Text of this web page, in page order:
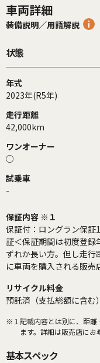
車両詳細
装備説明／用語解説
状態
年式
2023年(R5年)
走行距離
42,000km
ワンオーナー
○
試乗車
-
保証内容 ※１
保証付：ロングラン保
証＜保証期間は初度登録
ずれか長い方。但し走
に車両を購入される販売
リサイクル料金
預託済（支払総額に含む
※１ 記載内容とは別に、距
ます。詳細は販売店にお
基本スペック